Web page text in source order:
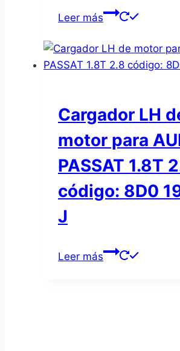
Leer más
Cargador LH
motor para
PASSAT 1.8T
código: 8D0
J
Leer más